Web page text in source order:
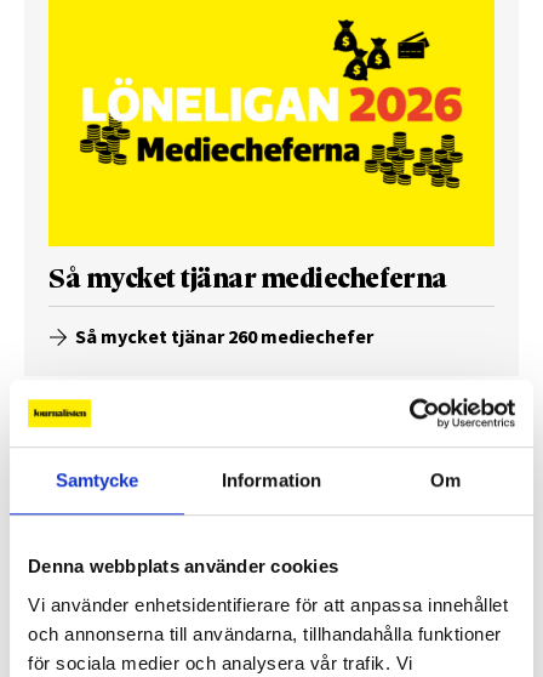
Samtycke Information Om
Denna webbplats använder cookies
Vi använder enhetsidentifierare för att anpassa innehållet
och annonserna till användarna, tillhandahålla funktioner
för sociala medier och analysera vår trafik. Vi
Så mycket tjänar mediecheferna
Så mycket tjänar 260 mediechefer